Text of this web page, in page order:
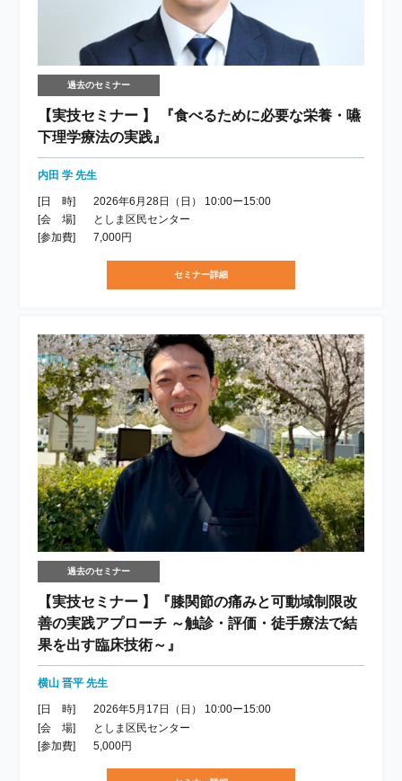
過去のセミナー
【実技セミナー 】 『食べるために必要な栄養・嚥
下理学療法の実践』
内田 学 先生
[日 時]
2026年6月28日（日） 10:00ー15:00
[会 場]
としま区民センター
[参加費]
7,000円
セミナー詳細
過去のセミナー
【実技セミナー 】『膝関節の痛みと可動域制限改
善の実践アプローチ ～触診・評価・徒手療法で結
果を出す臨床技術～』
横山 晋平 先生
[日 時]
2026年5月17日（日） 10:00ー15:00
[会 場]
としま区民センター
[参加費]
5,000円